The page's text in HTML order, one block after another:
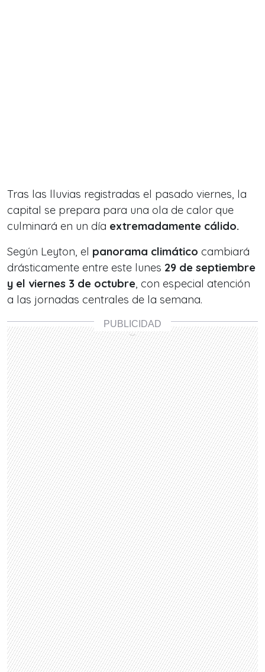
Tras las lluvias registradas el pasado viernes, la
capital se prepara para una ola de calor que
culminará en un día extremadamente cálido.
Según Leyton, el panorama climático cambiará
drásticamente entre este lunes 29 de septiembre
y el viernes 3 de octubre, con especial atención
a las jornadas centrales de la semana.